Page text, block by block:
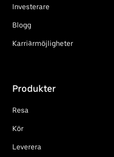
Investerare
Blogg
Karriärmöjligheter
Produkter
Resa
Kör
Leverera